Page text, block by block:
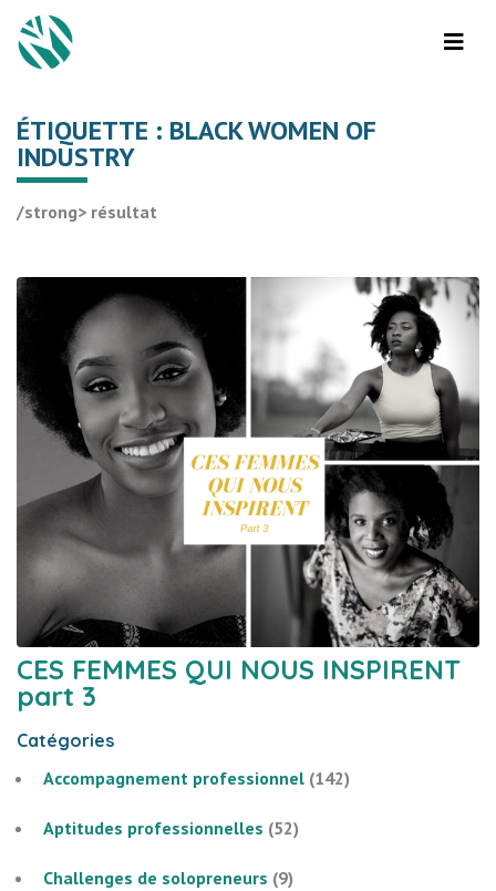
ÉTIQUETTE : BLACK WOMEN OF
INDUSTRY
/strong> résultat
CES FEMMES QUI NOUS INSPIRENT
part 3
Catégories
Accompagnement professionnel (142)
Aptitudes professionnelles (52)
Challenges de solopreneurs (9)